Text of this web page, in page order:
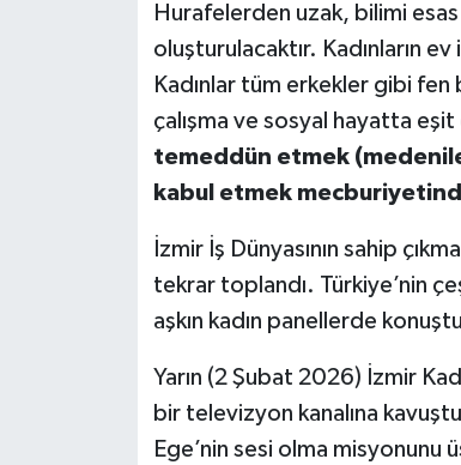
Hurafelerden uzak, bilimi
oluşturulacaktır. Kadınların
Kadınlar tüm erkekler gibi
çalışma ve sosyal hayatta eşit
temeddün etmek
kabul etmek
İzmir İş Dünyasının sahip
tekrar toplandı. Türkiye’nin
aşkın kadın panellerde
Yarın (2 Şubat 2026) İzmir
bir televizyon kanalına
Ege’nin sesi olma misyonunu